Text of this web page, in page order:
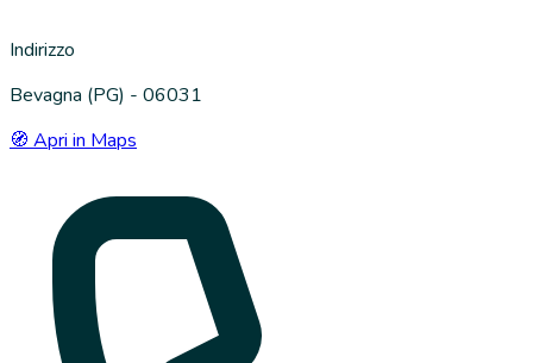
Indirizzo
Bevagna (PG) - 06031
🧭 Apri in Maps